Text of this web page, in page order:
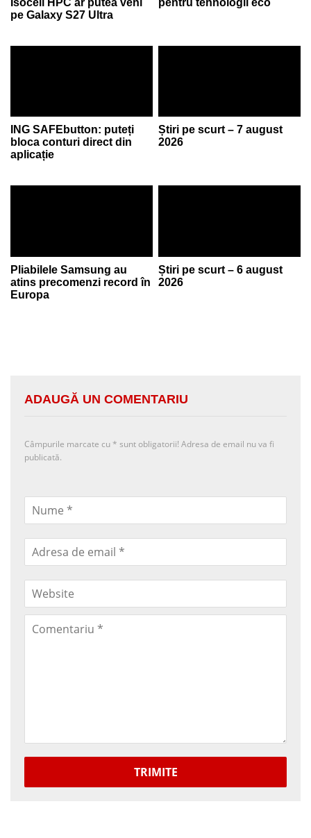
pe Galaxy S27 Ultra
ING SAFEbutton: puteți
bloca conturi direct din
aplicație
Știri pe scurt – 7 august
2026
Pliabilele Samsung au
atins precomenzi record în
Europa
Știri pe scurt – 6 august
2026
ADAUGĂ UN COMENTARIU
Câmpurile marcate cu * sunt obligatorii! Adresa de email nu va fi
publicată.
TRIMITE